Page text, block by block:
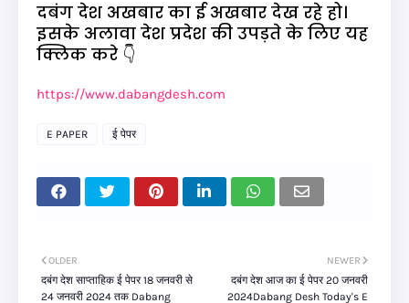
दबंग देश अखबार का ई अखबार देख रहे हो।
इसके अलावा देश प्रदेश की उपड़ते के लिए यह
क्लिक करे 👇
https://www.dabangdesh.com
E PAPER ई पेपर
NEWER
दबंग देश आज का ई पेपर 20 जनवरी
2024Dabang Desh Today's E
OLDER
दबंग देश साप्ताहिक ई पेपर 18 जनवरी से
24 जनवरी 2024 तक Dabang